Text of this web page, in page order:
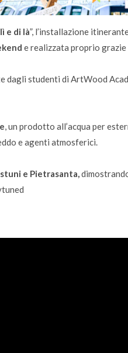
e di là”, l’installazione
e realizzata proprio
studenti di ArtWood
, un prodotto all’acqua per
e agenti atmosferici.
e Pietrasanta,